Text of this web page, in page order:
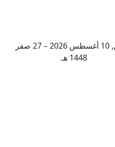
الإثنين, 10 أغسطس 2026 – 27 صفر
1448 هـ